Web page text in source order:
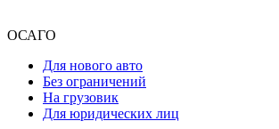
ОСАГО
Для нового авто
Без ограничений
На грузовик
Для юридических лиц